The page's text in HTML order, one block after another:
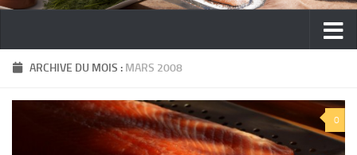
ARCHIVE DU MOIS : MARS 2008
0